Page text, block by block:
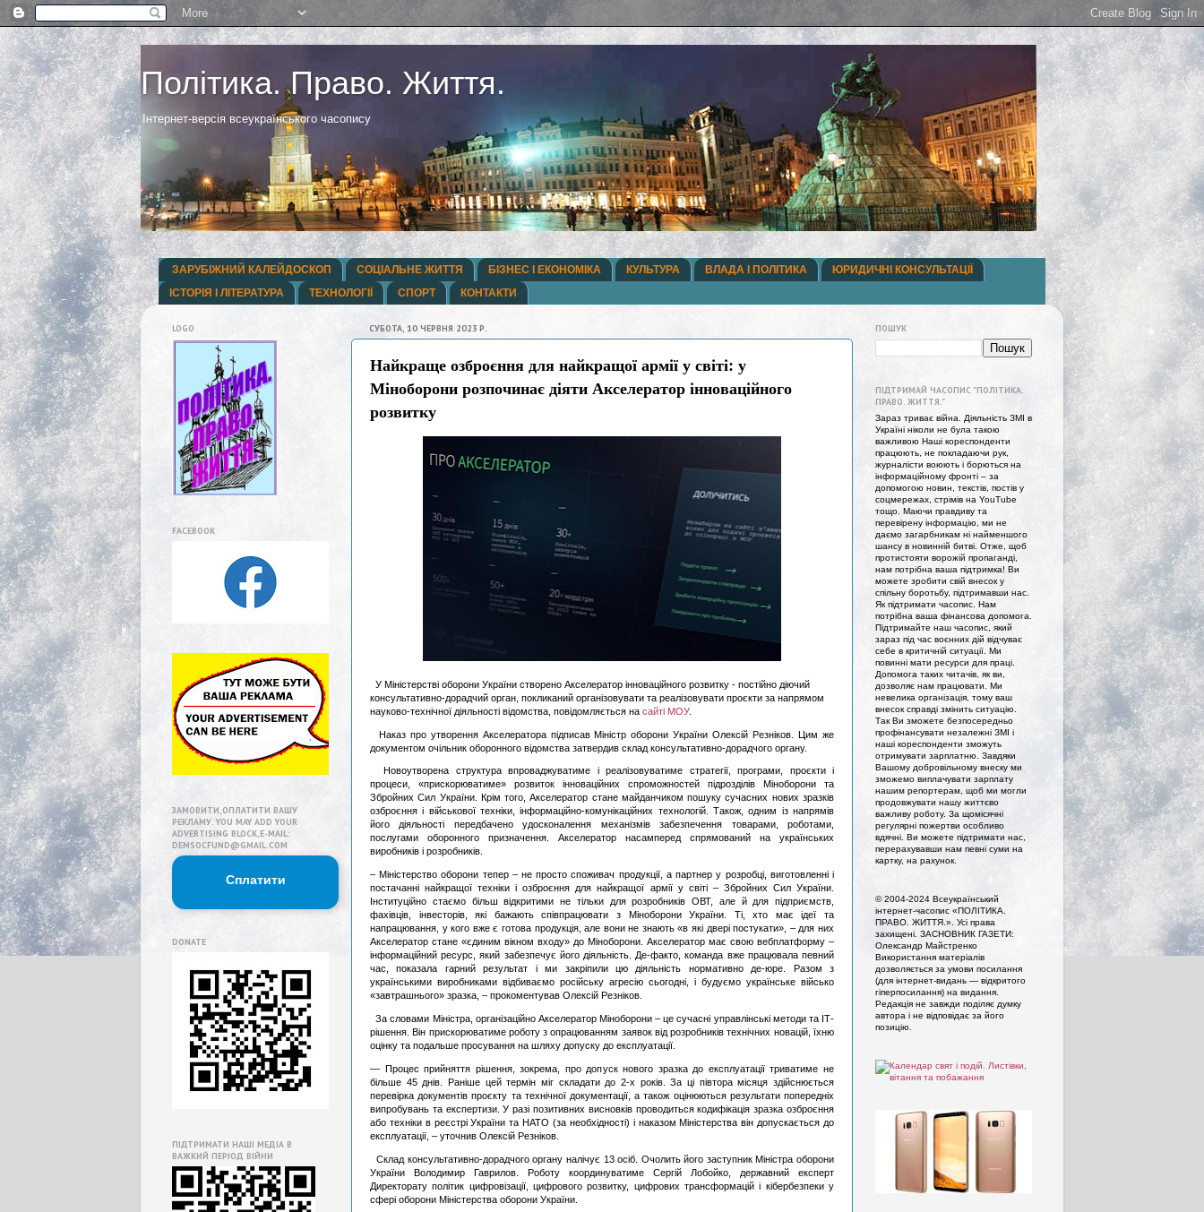
Політика. Право. Життя.
Інтернет-версія всеукраїнського часопису
ЗАРУБІЖНИЙ КАЛЕЙДОСКОП СОЦІАЛЬНЕ ЖИТТЯ БІЗНЕС І ЕКОНОМІКА КУЛЬТУРА ВЛАДА І ПОЛІТИКА
ЮРИДИЧНІ КОНСУЛЬТАЦІЇ
ІСТОРІЯ І ЛІТЕРАТУРА
ТЕХНОЛОГІЇ СПОРТ КОНТАКТИ
СУБОТА, 10 ЧЕРВНЯ 2023 Р.
Найкраще озброєння для найкращої армії у світі: у
Міноборони розпочинає діяти Акселератор інноваційного
розвитку
У Міністерстві оборони України створено Акселератор інноваційного розвитку - постійно діючий
консультативно-дорадчий орган, покликаний організовувати та реалізовувати проєкти за напрямом
науково-технічної діяльності відомства, повідомляється на сайті МОУ.
Наказ про утворення Акселератора підписав Міністр оборони України Олексій Резніков. Цим же
документом очільник оборонного відомства затвердив склад консультативно-дорадчого органу.
Новоутворена структура впроваджуватиме і реалізовуватиме стратегії, програми, проєкти і
процеси, «прискорюватиме» розвиток інноваційних спроможностей підрозділів Міноборони та
Збройних Сил України. Крім того, Акселератор стане майданчиком пошуку сучасних нових зразків
озброєння і військової техніки, інформаційно-комунікаційних технологій. Також, одним із напрямів
його діяльності передбачено удосконалення механізмів забезпечення товарами, роботами,
послугами оборонного призначення. Акселератор насамперед спрямований на українських
виробників і розробників.
– Міністерство оборони тепер – не просто споживач продукції, а партнер у розробці, виготовленні і
постачанні найкращої техніки і озброєння для найкращої армії у світі – Збройних Сил України.
Інституційно стаємо більш відкритими не тільки для розробників ОВТ, але й для підприємств,
фахівців, інвесторів, які бажають співпрацювати з Міноборони України. Ті, хто має ідеї та
напрацювання, у кого вже є готова продукція, але вони не знають «в які двері постукати», – для них
Акселератор стане «єдиним вікном входу» до Міноборони. Акселератор має свою вебплатформу –
інформаційний ресурс, який забезпечує його діяльність. Де-факто, команда вже працювала певний
час, показала гарний результат і ми закріпили цю діяльність нормативно де-юре. Разом з
українськими виробниками відбиваємо російську агресію сьогодні, і будуємо українське військо
«завтрашнього» зразка, – прокоментував Олексій Резніков.
За словами Міністра, організаційно Акселератор Міноборони – це сучасні управлінські методи та ІТ-
рішення. Він прискорюватиме роботу з опрацюванням заявок від розробників технічних новацій, їхню
оцінку та подальше просування на шляху допуску до експлуатації.
— Процес прийняття рішення, зокрема, про допуск нового зразка до експлуатації триватиме не
більше 45 днів. Раніше цей термін міг складати до 2-х років. За ці півтора місяця здійснюється
перевірка документів проєкту та технічної документації, а також оцінюються результати попередніх
випробувань та експертизи. У разі позитивних висновків проводиться кодифікація зразка озброєння
або техніки в реєстрі України та НАТО (за необхідності) і наказом Міністерства він допускається до
експлуатації, – уточнив Олексій Резніков.
Склад консультативно-дорадчого органу налічує 13 осіб. Очолить його заступник Міністра оборони
України Володимир Гаврилов. Роботу координуватиме Сергій Лобойко, державний експерт
Директорату політик цифровізації, цифрового розвитку, цифрових трансформацій і кібербезпеки у
сфері оборони Міністерства оборони України.
LOGO
FACEBOOK
ЗАМОВИТИ,ОПЛАТИТИ ВАШУ
РЕКЛАМУ. YOU MAY ADD YOUR
ADVERTISING BLOCK,E-MAIL:
DEMSOCFUND@GMAIL.COM
Сплатити
DONATE
ПІДТРИМАТИ НАШІ МЕДІА В
ВАЖКИЙ ПЕРІОД ВІЙНИ
ПОШУК
ПІДТРИМАЙ ЧАСОПИС "ПОЛІТИКА.
ПРАВО. ЖИТТЯ."
Зараз триває війна. Діяльність ЗМІ в
Україні ніколи не була такою
важливою Наші кореспонденти
працюють, не покладаючи рук,
журналісти воюють і борються на
інформаційному фронті – за
допомогою новин, текстів, постів у
соцмережах, стрімів на YouTube
тощо. Маючи правдиву та
перевірену інформацію, ми не
даємо загарбникам ні найменшого
шансу в новинній битві. Отже, щоб
протистояти ворожій пропаганді,
нам потрібна ваша підтримка! Ви
можете зробити свій внесок у
спільну боротьбу, підтримавши нас.
Як підтримати часопис. Нам
потрібна ваша фінансова допомога.
Підтримайте наш часопис, який
зараз під час воєнних дій відчуває
себе в критичній ситуації. Ми
повинні мати ресурси для праці.
Допомога таких читачів, як ви,
дозволяє нам працювати. Ми
невелика організація, тому ваш
внесок справді змінить ситуацію.
Так Ви зможете безпосередньо
профінансувати незалежні ЗМІ і
наші кореспонденти зможуть
отримувати зарплатню. Завдяки
Вашому добровільному внеску ми
зможемо виплачувати зарплату
нашим репортерам, щоб ми могли
продовжувати нашу життєво
важливу роботу. За щомісячні
регулярні пожертви особливо
вдячні. Ви можете підтримати нас,
перерахувавши нам певні суми на
картку, на рахунок.
© 2004-2024 Всеукраїнський
інтернет-часопис «ПОЛІТИКА.
ПРАВО. ЖИТТЯ.». Усi права
захищенi. ЗАСНОВНИК ГАЗЕТИ:
Олександр Майстренко
Використання матеріалів
дозволяється за умови посилання
(для інтернет-видань — відкритого
гіперпосилання) на видання.
Редакція не завжди поділяє думку
автора і не відповідає за його
позицію.